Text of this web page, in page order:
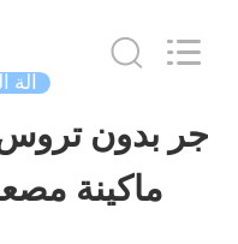
بيت
SUNNY
Rights
Reserved.
آلة
جر بدون
ماكينة مصعد 450-630